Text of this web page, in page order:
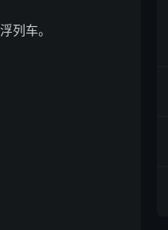
列车。